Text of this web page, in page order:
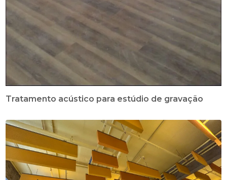
Tratamento acústico para estúdio de gravação